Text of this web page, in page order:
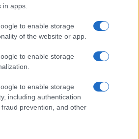
apps.
to enable storage
of the website or app.
to enable storage
to enable storage
including authentication
prevention, and other
75 anni di storia vitivinicola